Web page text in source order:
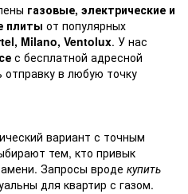
газовые, электрические и
плиты от популярных
Milano, Ventolux. У нас
с бесплатной адресной
отправку в любую точку
вариант с точным
тем, кто привык
Запросы вроде купить
для квартир с газом.